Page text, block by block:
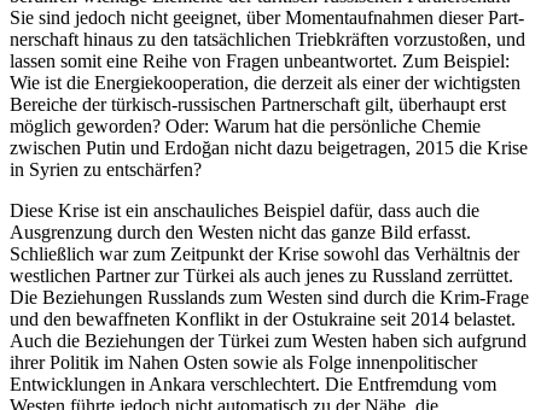
Sie sind jedoch nicht geeignet, über Momentaufnahmen dieser Part­
nerschaft hinaus zu den tatsächlichen Triebkräften vorzustoßen, und
lassen somit eine Reihe von Fragen unbeantwortet. Zum Beispiel:
Wie ist die Energie­kooperation, die derzeit als einer der wichtigsten
Bereiche der türkisch-russischen Partnerschaft gilt, überhaupt erst
möglich geworden? Oder: Warum hat die persönliche Chemie
zwischen Putin und Erdoğan nicht dazu beigetragen, 2015 die Krise
in Syrien zu entschärfen?
Diese Krise ist ein anschauliches Beispiel dafür, dass auch die
Ausgrenzung durch den Westen nicht das ganze Bild erfasst.
Schließlich war zum Zeitpunkt der Krise sowohl das Verhältnis der
westlichen Part­ner zur Türkei als auch jenes zu Russland zerrüttet.
Die Beziehungen Russlands zum Westen sind durch die Krim-Frage
und den bewaffneten Konflikt in der Ost­ukraine seit 2014 belastet.
Auch die Beziehungen der Türkei zum Westen haben sich aufgrund
ihrer Politik im Nahen Osten sowie als Folge innenpoli­tischer
Entwicklungen in Ankara verschlechtert. Die Ent­fremdung vom